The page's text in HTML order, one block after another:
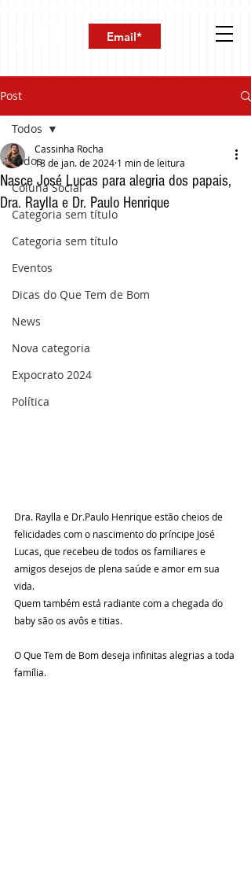
Post
Todos
Coluna Social
Categoria sem título
Categoria sem título
Eventos
Dicas do Que Tem de Bom
News
Nova categoria
Expocrato 2024
Política
Todos
Nasce José Lucas para alegria dos papais,
Dra. Raylla e Dr. Paulo Henrique
Cassinha Rocha
18 de jan. de 2024 1 min de leitura
Dra. Raylla e Dr.Paulo Henrique estão cheios de
felicidades com o nascimento do príncipe José
Lucas, que recebeu de todos os familiares e
amigos desejos de plena saúde e amor em sua
vida.
Quem também está radiante com a chegada do
baby são os avôs e titias.
O Que Tem de Bom deseja infinitas alegrias a toda
família.